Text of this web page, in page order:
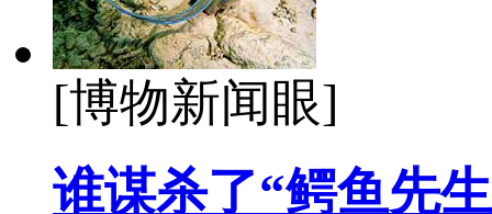
[博物新闻眼]
谁谋杀了“鳄鱼先